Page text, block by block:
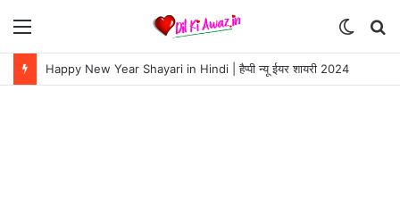
Menu
Switch
skin
Happy New Year Shayari in Hindi | हैप्पी न्यू ईयर शायरी 2024